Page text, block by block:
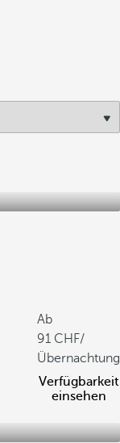
Ab
91
/
Übernachtung
Verfügbarkeit
einsehen